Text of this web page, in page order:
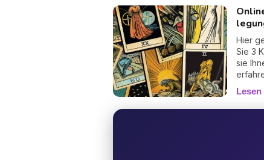
oder
Hier
Sie 3
sie
Ihr
Lesen